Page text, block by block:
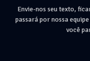
Envie-nos seu texto,
passará por nossa
você